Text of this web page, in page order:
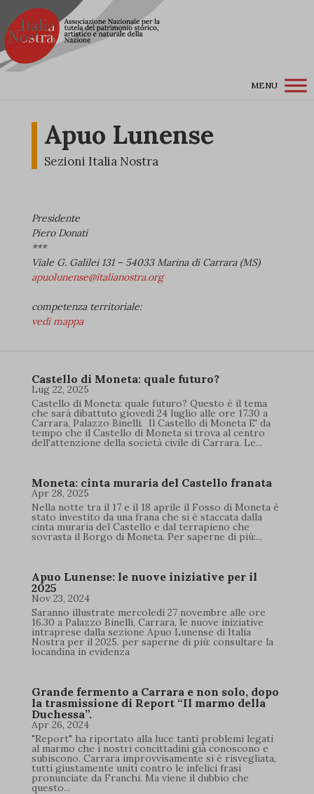
MENU
Apuo Lunense
Sezioni Italia Nostra
Presidente
Piero Donati
***
Viale G. Galilei 131 – 54033 Marina di Carrara (MS)
apuolunense@italianostra.org
competenza territoriale:
vedi mappa
Castello di Moneta: quale futuro?
Lug 22, 2025
Castello di Moneta: quale futuro? Questo è il tema
che sarà dibattuto giovedì 24 luglio alle ore 17.30 a
Carrara, Palazzo Binelli. Il Castello di Moneta E' da
tempo che il Castello di Moneta si trova al centro
dell'attenzione della società civile di Carrara. Le...
Moneta: cinta muraria del Castello franata
Apr 28, 2025
Nella notte tra il 17 e il 18 aprile il Fosso di Moneta è
stato investito da una frana che si è staccata dalla
cinta muraria del Castello e dal terrapieno che
sovrasta il Borgo di Moneta. Per saperne di più:...
Apuo Lunense: le nuove iniziative per il
2025
Nov 23, 2024
Saranno illustrate mercoledì 27 novembre alle ore
16.30 a Palazzo Binelli, Carrara, le nuove iniziative
intraprese dalla sezione Apuo Lunense di Italia
Nostra per il 2025. per saperne di più: consultare la
locandina in evidenza
Grande fermento a Carrara e non solo, dopo
la trasmissione di Report “Il marmo della
Duchessa”.
Apr 26, 2024
"Report" ha riportato alla luce tanti problemi legati
al marmo che i nostri concittadini già conoscono e
subiscono. Carrara improvvisamente si è risvegliata,
tutti giustamente uniti contro le infelici frasi
pronunciate da Franchi. Ma viene il dubbio che
questo...